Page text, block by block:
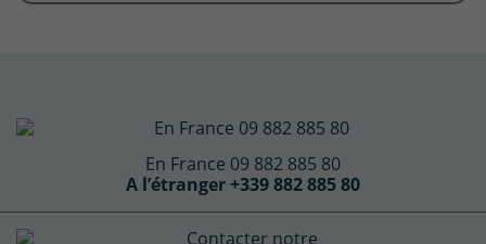
En France 09 882 885 80
A l’étranger +339 882 885 80